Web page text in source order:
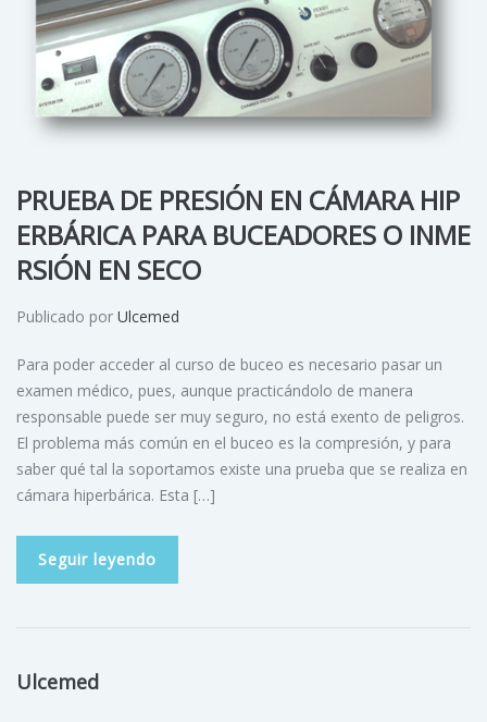
PRUEBA DE PRESIÓN EN CÁMARA HIP
ERBÁRICA PARA BUCEADORES O INME
RSIÓN EN SECO
Publicado por Ulcemed
Para poder acceder al curso de buceo es necesario pasar un
examen médico, pues, aunque practicándolo de manera
responsable puede ser muy seguro, no está exento de peligros.
El problema más común en el buceo es la compresión, y para
saber qué tal la soportamos existe una prueba que se realiza en
cámara hiperbárica. Esta […]
Seguir leyendo
Ulcemed